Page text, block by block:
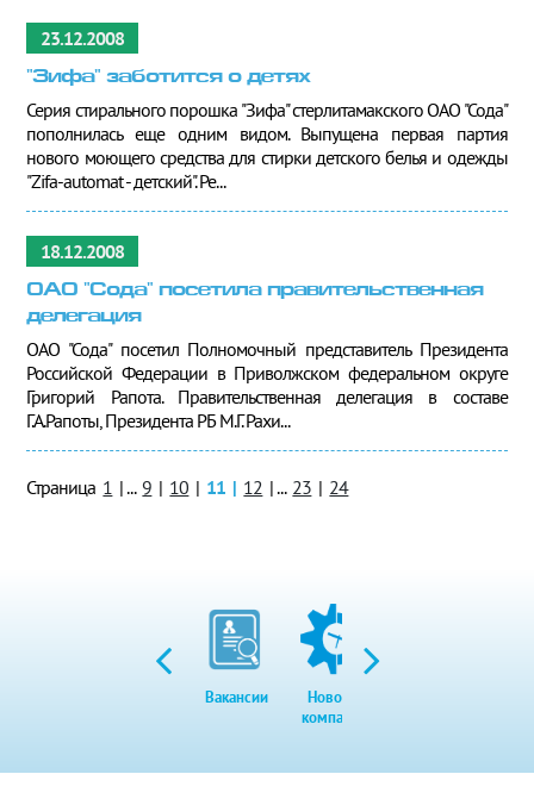
23.12.2008
"Зифа" заботится о детях
Серия стирального порошка "Зифа" стерлитамакского ОАО "Сода"
пополнилась еще одним видом. Выпущена первая партия
нового моющего средства для стирки детского белья и одежды
"Zifa-automat - детский". Ре...
18.12.2008
ОАО "Сода" посетила правительственная
делегация
ОАО "Сода" посетил Полномочный представитель Президента
Российской Федерации в Приволжском федеральном округе
Григорий Рапота. Правительственная делегация в составе
Г.А.Рапоты, Президента РБ М.Г. Рахи...
Страница 1 | ... 9 | 10 | 11 | 12 | ... 23 | 24
Вакансии
Новости
компании